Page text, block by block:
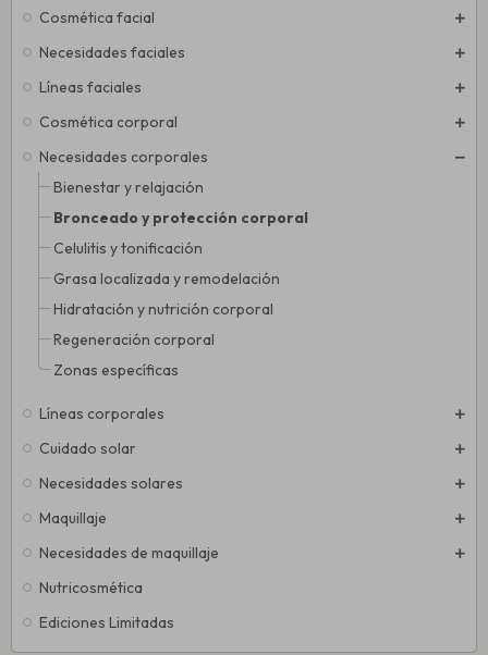
Cosmética facial
Necesidades faciales
Líneas faciales
Cosmética corporal
Necesidades corporales
Bienestar y relajación
Bronceado y protección corporal
Celulitis y tonificación
Grasa localizada y remodelación
Hidratación y nutrición corporal
Regeneración corporal
Zonas específicas
Líneas corporales
Cuidado solar
Necesidades solares
Maquillaje
Necesidades de maquillaje
Nutricosmética
Ediciones Limitadas